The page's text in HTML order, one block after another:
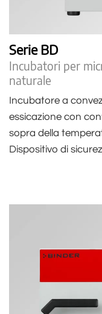
Serie BD
Incubatori per
naturale
Incubatore a
essicazione con
sopra della
Dispositivo di